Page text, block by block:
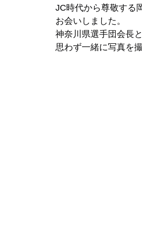
JC時代から尊敬する
お会いしました。
神奈川県選手団会長と
思わず一緒に写真を撮